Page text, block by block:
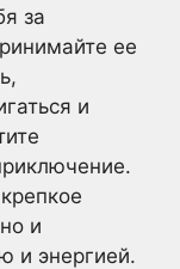
за
ее
и
и
и энергией.